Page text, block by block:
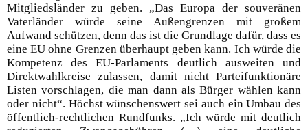
Mitgliedsländer zu geben. „Das Europa der souveränen
Vaterländer würde seine Außengrenzen mit großem
Aufwand schützen, denn das ist die Grundlage dafür, dass es
eine EU ohne Grenzen überhaupt geben kann. Ich würde die
Kompetenz des EU-Parlaments deutlich ausweiten und
Direktwahlkreise zulassen, damit nicht Parteifunktionäre
Listen vorschlagen, die man dann als Bürger wählen kann
oder nicht“. Höchst wünschenswert sei auch ein Umbau des
öffentlich-rechtlichen Rundfunks. „Ich würde mit deutlich